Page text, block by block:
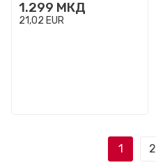
1.299 МКД
21,02 EUR
1 2